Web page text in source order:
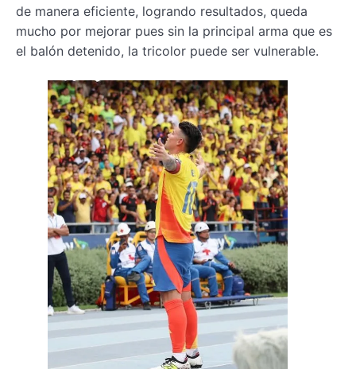
de manera eficiente, logrando resultados, queda
mucho por mejorar pues sin la principal arma que es
el balón detenido, la tricolor puede ser vulnerable.